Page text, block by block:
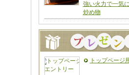
強い火力で一気
炒め物
トップページ